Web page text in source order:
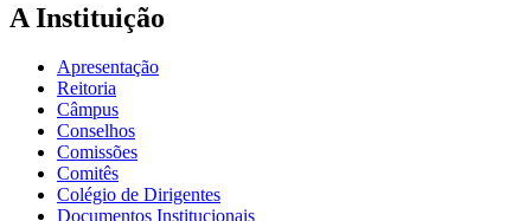
A Instituição
Apresentação
Reitoria
Câmpus
Conselhos
Comissões
Comitês
Colégio de Dirigentes
Documentos Institucionais